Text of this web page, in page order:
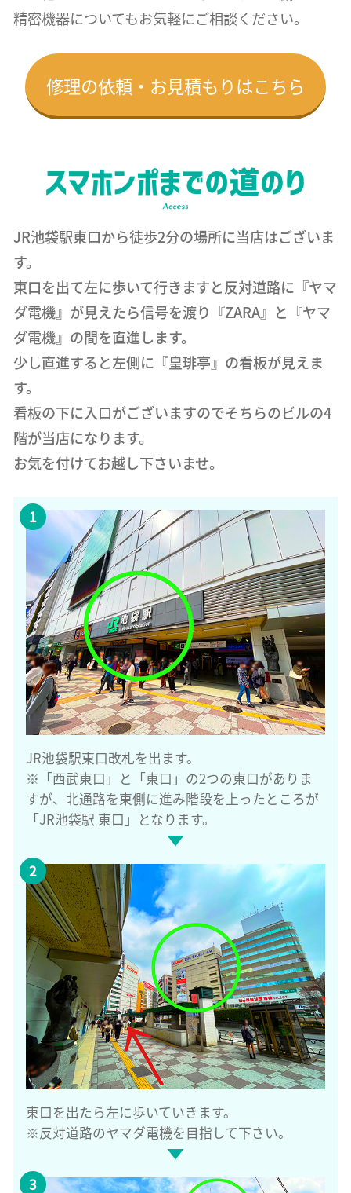
精密機器についてもお気軽にご相談ください。
修理の依頼・お見積もりはこちら
JR池袋駅東口から徒歩2分の場所に当店はございま
す。
東口を出て左に歩いて行きますと反対道路に『ヤマ
ダ電機』が見えたら信号を渡り『ZARA』と『ヤマ
ダ電機』の間を直進します。
少し直進すると左側に『皇琲亭』の看板が見えま
す。
看板の下に入口がございますのでそちらのビルの4
階が当店になります。
お気を付けてお越し下さいませ。
JR池袋駅東口改札を出ます。
※「西武東口」と「東口」の2つの東口がありま
すが、北通路を東側に進み階段を上ったところが
「JR池袋駅 東口」となります。
東口を出たら左に歩いていきます。
※反対道路のヤマダ電機を目指して下さい。